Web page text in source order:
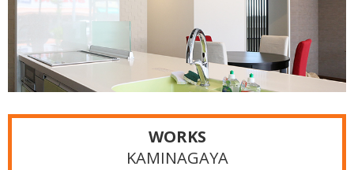
WORKS
KAMINAGAYA